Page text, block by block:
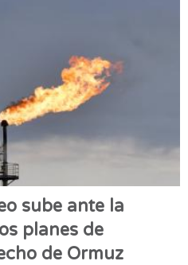
sube ante la
planes de
de Ormuz